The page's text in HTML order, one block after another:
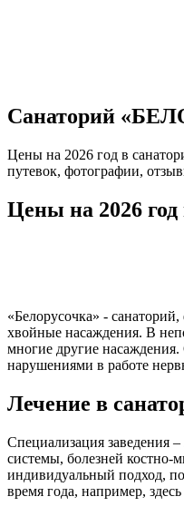
Санаторий
Цены на 2026 год в
путевок, фотографии,
Цены на 2026
«Белорусочка» -
хвойные насаждения. В
многие другие
нарушениями в работе
Лечение в
Специализация заведения
системы, болезней костно-
индивидуальный подход,
время года, например,